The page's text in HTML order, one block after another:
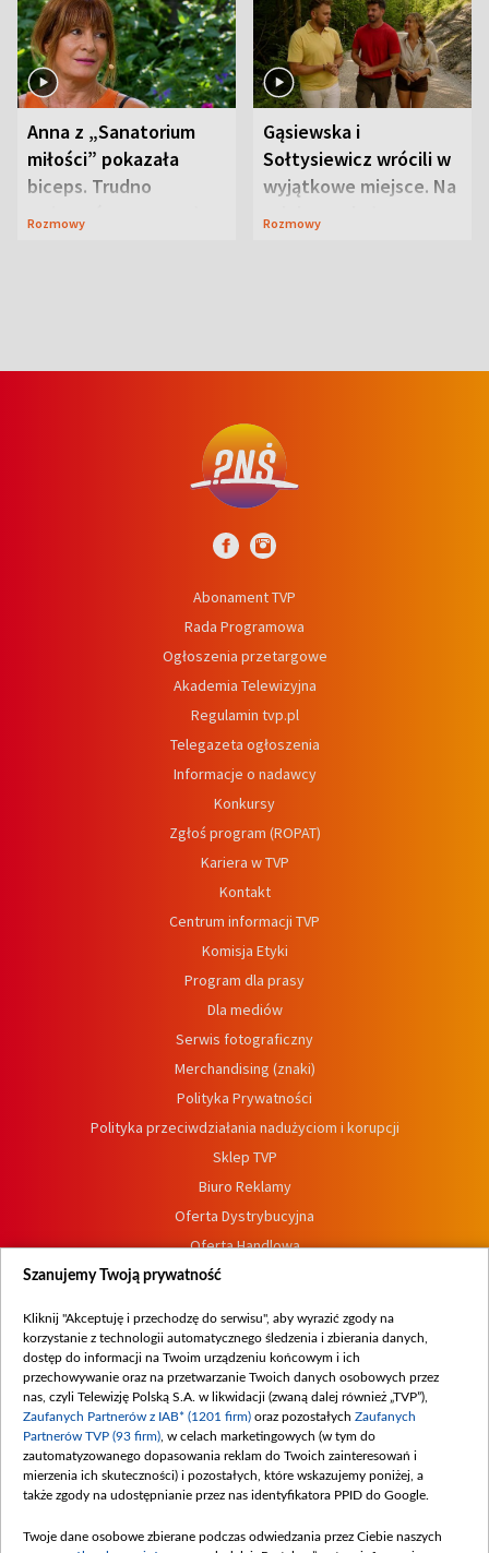
Anna z „Sanatorium
miłości” pokazała
biceps. Trudno
uwierzyć, co przeszła
Rozmowy
Gąsiewska i
Sołtysiewicz wrócili w
wyjątkowe miejsce. Na
szlaku czekał
Rozmowy
Abonament TVP
Rada Programowa
Ogłoszenia przetargowe
Akademia Telewizyjna
Regulamin tvp.pl
Telegazeta ogłoszenia
Informacje o nadawcy
Konkursy
Zgłoś program (ROPAT)
Kariera w TVP
Kontakt
Centrum informacji TVP
Komisja Etyki
Program dla prasy
Dla mediów
Serwis fotograficzny
Merchandising (znaki)
Polityka Prywatności
Polityka przeciwdziałania nadużyciom i korupcji
Sklep TVP
Biuro Reklamy
Oferta Dystrybucyjna
Oferta Handlowa
Dostępność
Procedura zgłoszeń wewnętrznych
Szanujemy Twoją prywatność
Kliknij "Akceptuję i przechodzę do serwisu", aby wyrazić zgody na
korzystanie z technologii automatycznego śledzenia i zbierania danych,
dostęp do informacji na Twoim urządzeniu końcowym i ich
przechowywanie oraz na przetwarzanie Twoich danych osobowych przez
nas, czyli Telewizję Polską S.A. w likwidacji (zwaną dalej również „TVP”),
Zaufanych Partnerów z IAB* (1201 firm) oraz pozostałych Zaufanych
Partnerów TVP (93 firm) , w celach marketingowych (w tym do
zautomatyzowanego dopasowania reklam do Twoich zainteresowań i
mierzenia ich skuteczności) i pozostałych, które wskazujemy poniżej, a
także zgody na udostępnianie przez nas identyfikatora PPID do Google.
Twoje dane osobowe zbierane podczas odwiedzania przez Ciebie naszych